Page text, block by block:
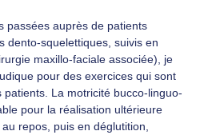
passées auprès de patients
dento-squelettiques, suivis en
maxillo-faciale associée), je
pour des exercices qui sont
La motricité bucco-linguo-
pour la réalisation ultérieure
repos, puis en déglutition,